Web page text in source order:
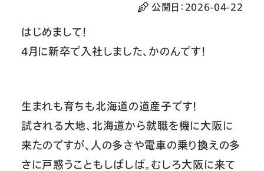
公開日： 2026-04-22
はじめまして！
4月に新卒で入社しました、かのんです！
生まれも育ちも北海道の道産子です！
試される大地、北海道から就職を機に大阪に
来たのですが、人の多さや電車の乗り換えの多
さに戸惑うこともしばしば。むしろ大阪に来て